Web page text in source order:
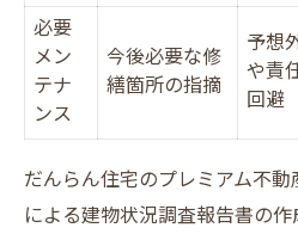
必要
メン
テナ
ンス
今後必要な修
繕箇所の指摘
予想
や責
回避
だんらん住宅のプレミアム不
による建物状況調査報告書の